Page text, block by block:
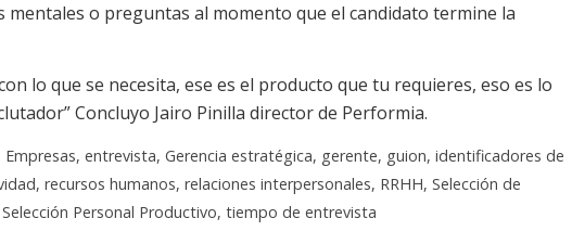
o preguntas al momento que el candidato termine la
lo que se necesita, ese es el producto que tu requieres, eso es lo
Concluyo Jairo Pinilla director de Performia.
Empresas, entrevista, Gerencia estratégica, gerente, guion, identificadores de
, recursos humanos, relaciones interpersonales, RRHH, Selección de
Selección Personal Productivo, tiempo de entrevista